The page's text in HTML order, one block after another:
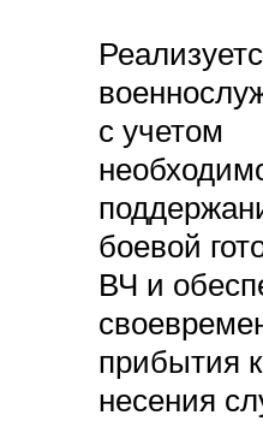
с учетом
боевой
ВЧ и
прибытия
несения